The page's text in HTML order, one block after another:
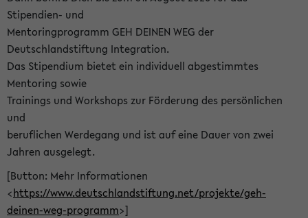
Stipendien- und
Mentoringprogramm GEH DEINEN WEG der
Deutschlandstiftung Integration.
Das Stipendium bietet ein individuell abgestimmtes
Mentoring sowie
Trainings und Workshops zur Förderung des persönlichen
und
beruflichen Werdegang und ist auf eine Dauer von zwei
Jahren ausgelegt.
[Button: Mehr Informationen
<https://www.deutschlandstiftung.net/projekte/geh-
deinen-weg-programm>]